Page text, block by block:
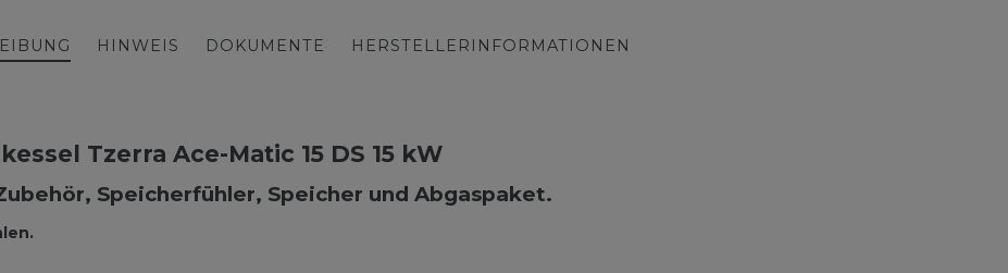
HINWEIS DOKUMENTE HERSTELLERINFORMATIONEN
Tzerra Ace-Matic 15 DS 15 kW
Speicherfühler, Speicher und Abgaspaket.